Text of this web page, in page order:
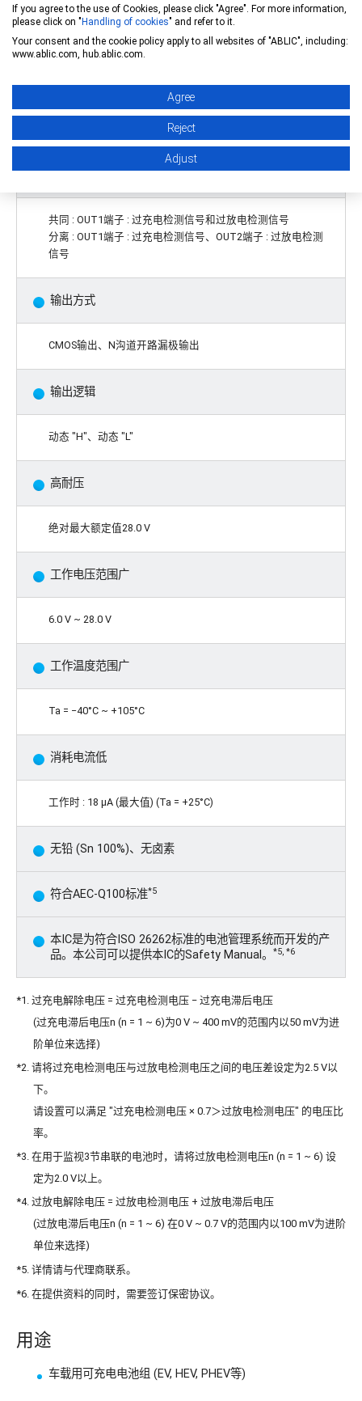
检测延迟时间 : 32 ms、64 ms、128 ms、256 ms
通过SEL1端子和SEL2端子，可以切换3节 ~ 6节串联用电
2种类型检测信号
共同 : OUT1端子 : 过充电检测信号和过放电检测信号
分离 : OUT1端子 : 过充电检测信号、OUT2端子 : 过放电检测
信号
输出方式
CMOS输出、N沟道开路漏极输出
输出逻辑
动态 "H"、动态 "L"
高耐压
绝对最大额定值28.0 V
工作电压范围广
6.0 V ~ 28.0 V
工作温度范围广
Ta = −40°C ~ +105°C
消耗电流低
工作时 : 18 μA (最大值) (Ta = +25°C)
无铅 (Sn 100%)、无卤素
符合AEC-Q100标准*5
本IC是为符合ISO 26262标准的电池管理系统而开发的产
品。本公司可以提供本IC的Safety Manual。
*5, *6
*1. 过充电解除电压 = 过充电检测电压 − 过充电滞后电压
(过充电滞后电压n (n = 1 ~ 6)为0 V ~ 400 mV的范围内以50 mV为进
阶单位来选择)
*2. 请将过充电检测电压与过放电检测电压之间的电压差设定为2.5 V以
下。
请设置可以满足 "过充电检测电压 × 0.7＞过放电检测电压" 的电压比
率。
*3. 在用于监视3节串联的电池时，请将过放电检测电压n (n = 1 ~ 6) 设
定为2.0 V以上。
*4. 过放电解除电压 = 过放电检测电压 + 过放电滞后电压
(过放电滞后电压n (n = 1 ~ 6) 在0 V ~ 0.7 V的范围内以100 mV为进阶
单位来选择)
*5. 详情请与代理商联系。
*6. 在提供资料的同时，需要签订保密协议。
用途
车载用可充电电池组 (EV, HEV, PHEV等)
If you agree to the use of Cookies, please click "Agree". For more information,
please click on " Handling of cookies" and refer to it.
Your consent and the cookie policy apply to all websites of "ABLIC", including:
www.ablic.com, hub.ablic.com.
Agree
Reject
Adjust